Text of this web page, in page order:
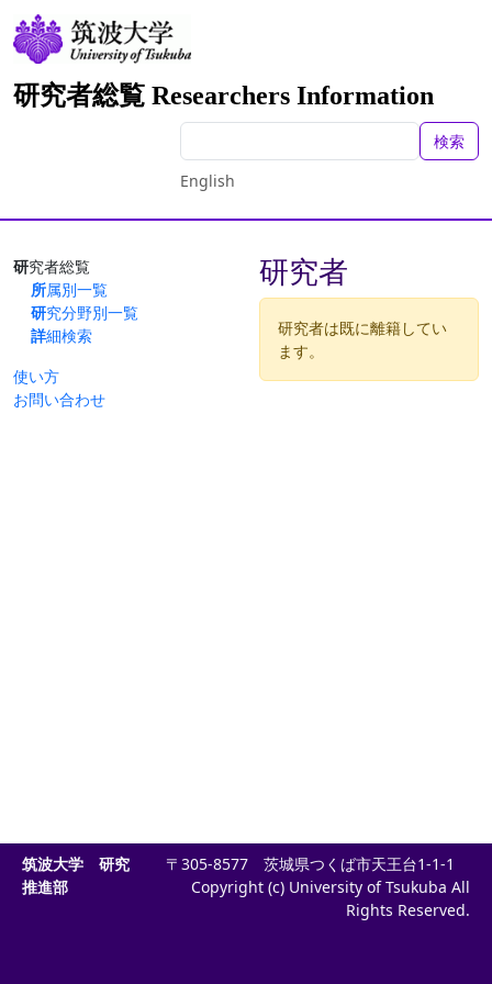
研究者総覧 Researchers Information
検索
English
研究者総覧
所属別一覧
研究分野別一覧
詳細検索
使い方
お問い合わせ
研究者
研究者は既に離籍してい
ます。
筑波大学 研究
推進部
〒305-8577 茨城県つくば市天王台1-1-1
Copyright (c) University of Tsukuba All
Rights Reserved.